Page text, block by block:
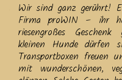
Wir sind ganz gerührt!
Firma proWIN – ihr
riesengroßes
kleinen Hunde dürfen
Transportboxen freuen
mit wunderschönen,